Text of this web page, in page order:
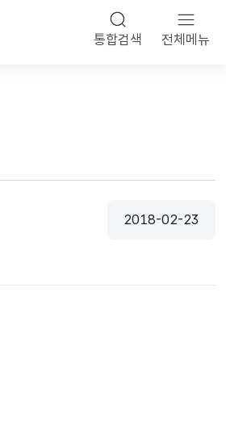
통합검색 전체메뉴
등록일
2018-02-23